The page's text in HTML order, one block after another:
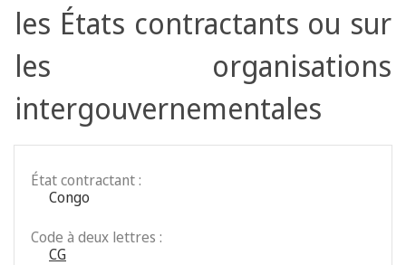
les États contractants ou sur
les organisations
intergouvernementales
État contractant :
Congo
Code à deux lettres :
CG